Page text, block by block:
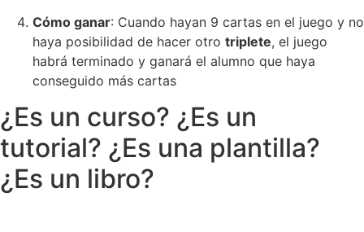
Cómo ganar: Cuando hayan 9 cartas en el juego y no
haya posibilidad de hacer otro triplete, el juego
habrá terminado y ganará el alumno que haya
conseguido más cartas
¿Es un curso? ¿Es un
tutorial? ¿Es una plantilla?
¿Es un libro?